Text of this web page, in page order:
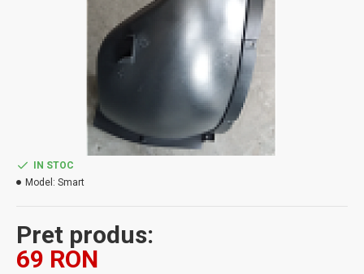
Pret produs:
69 RON
IN STOC
Model: Smart